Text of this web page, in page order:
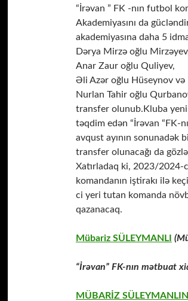
“İrəvan ” FK -nın futbol
Akademiyasını da
akademiyasına daha 5
Dərya Mirzə oğlu
Anar Zaur oğlu Quliyev,
Əli Azər oğlu Hüseynov və
Nurlan Tahir oğlu
transfer olunub.Kluba
təqdim edən “İrəvan “FK-
avqust ayının sonunadək
transfer olunacağı da
Xatırladaq ki, 2023/2024-
komandanın iştirakı ilə
ci yeri tutan komanda
qazanacaq.
Mübariz SÜLEYMANLI
“İrəvan” FK-nın mətbuat
MÜBARİZ